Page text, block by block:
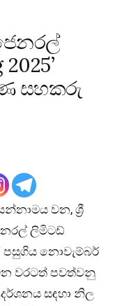
සහකරු
වන, ශ්‍රී
ලිමිටඩ්
පසුගිය නොවැම්බර්
වරටත් පවත්වනු
සඳහා නිල